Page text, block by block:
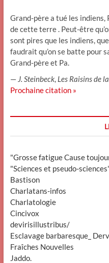
Grand-père a tué les indiens,
de cette terre . Peut-être
sont pires que les indiens,
faudrait qu’on se batte pour
Grand-père et Pa.
— J. Steinbeck, Les Raisins de
Prochaine citation »
"Grosse fatigue Cause
"Sciences et pseudo-
Bastison
Charlatans-infos
Charlatologie
Cincivox
devirisillustribus/
Esclavage barbaresque_
Fraîches Nouvelles
Jaddo.